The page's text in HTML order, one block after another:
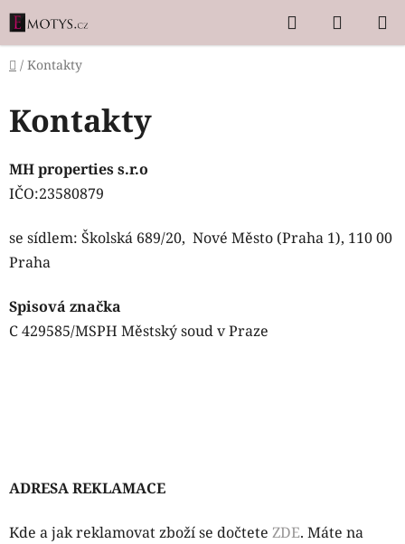
Přejít
na
obsah
Hledat
KOŠÍK
Domů
/ Kontakty
Kontakty
MH properties s.r.o
IČO:23580879
se sídlem: Školská 689/20, Nové Město (Praha 1), 110 00
Praha
Spisová značka
C 429585/MSPH Městský soud v Praze
ADRESA REKLAMACE
Kde a jak reklamovat zboží se dočtete ZDE. Máte na